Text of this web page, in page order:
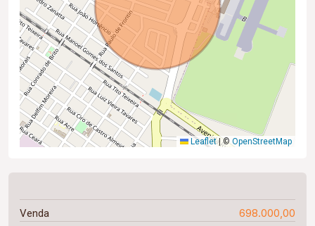
Leaflet | ©OpenStreetMap
Venda 698.000,00